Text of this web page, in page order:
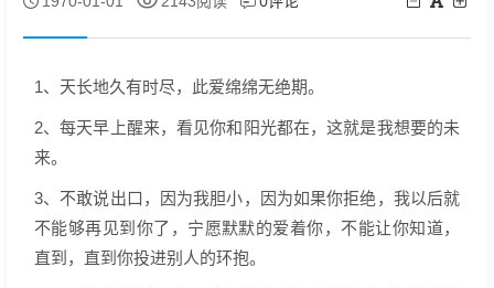
1、天长地久有时尽，此爱绵绵无绝期。
2、每天早上醒来，看见你和阳光都在，这就是我想要的未
来。
3、不敢说出口，因为我胆小，因为如果你拒绝，我以后就
不能够再见到你了，宁愿默默的爱着你，不能让你知道，
直到，直到你投进别人的环抱。